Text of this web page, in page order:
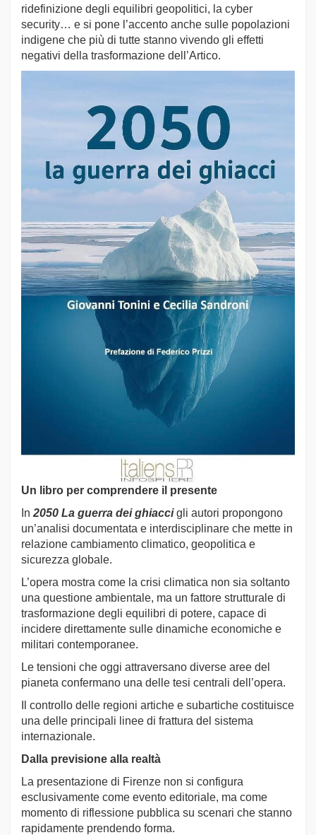
ridefinizione degli equilibri geopolitici, la cyber
security… e si pone l’accento anche sulle popolazioni
indigene che più di tutte stanno vivendo gli effetti
negativi della trasformazione dell’Artico.
Un libro per comprendere il presente
In 2050 La guerra dei ghiaccigli autori propongono
un’analisi documentata e interdisciplinare che mette in
relazione cambiamento climatico, geopolitica e
sicurezza globale.
L’opera mostra come la crisi climatica non sia soltanto
una questione ambientale, ma un fattore strutturale di
trasformazione degli equilibri di potere, capace di
incidere direttamente sulle dinamiche economiche e
militari contemporanee.
Le tensioni che oggi attraversano diverse aree del
pianeta confermano una delle tesi centrali dell’opera.
Il controllo delle regioni artiche e subartiche costituisce
una delle principali linee di frattura del sistema
internazionale.
Dalla previsione alla realtà
La presentazione di Firenze non si configura
esclusivamente come evento editoriale, ma come
momento di riflessione pubblica su scenari che stanno
rapidamente prendendo forma.